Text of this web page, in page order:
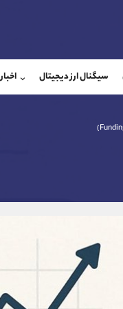
سیگنال ارز دیجیتال اخبار